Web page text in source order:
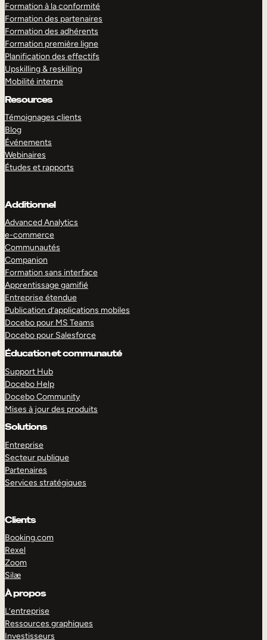
Formation à la conformité
Formation des partenaires
Formation des adhérents
Formation première ligne
Planification des effectifs
Upskilling & reskilling
Mobilité interne
Resources
Témoignages clients
Blog
Événements
Webinaires
Études et rapports
Additionnel
Advanced Analytics
e-commerce
Communautés
Companion
Formation sans interface
Apprentissage gamifié
Entreprise étendue
Publication d’applications mobiles
Docebo pour MS Teams
Docebo pour Salesforce
Éducation et communauté
Support Hub
Docebo Help
Docebo Community
Mises à jour des produits
Solutions
Entreprise
Secteur publique
Partenaires
Services stratégiques
Clients
Booking.com
Rexel
Zoom
Silæ
À propos
L’entreprise
Ressources graphiques
Investisseurs